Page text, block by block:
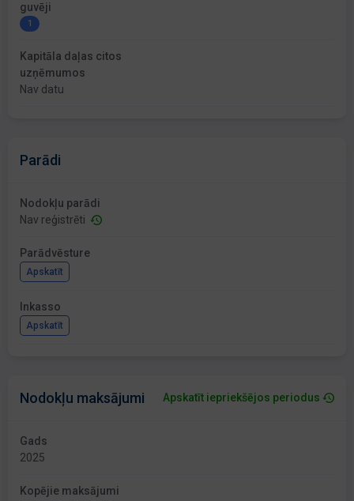
guvēji
1
Kapitāla daļas citos
uzņēmumos
Nav datu
Parādi
Nodokļu parādi
Nav reģistrēti
Parādvēsture
Apskatīt
Inkasso
Apskatīt
Nodokļu maksājumi Apskatīt iepriekšējos periodus
Gads
2025
Kopējie maksājumi